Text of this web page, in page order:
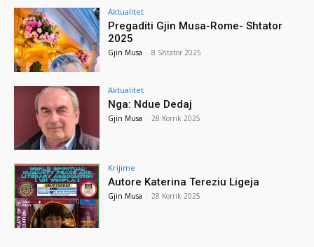
Aktualitet
Pregaditi Gjin Musa-Rome- Shtator
2025
Gjin Musa - 8 Shtator 2025
Aktualitet
Nga: Ndue Dedaj
Gjin Musa - 28 Korrik 2025
Krijime
Autore Katerina Tereziu Ligeja
Gjin Musa - 28 Korrik 2025